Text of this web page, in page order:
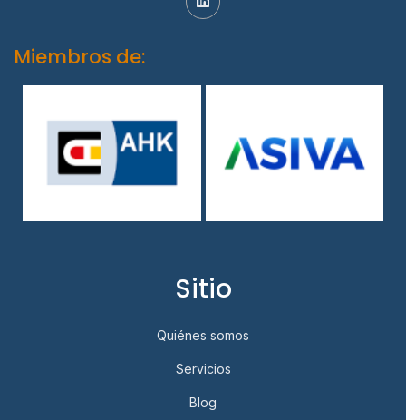
Miembros de:
Sitio
Quiénes somos
Servicios
Blog